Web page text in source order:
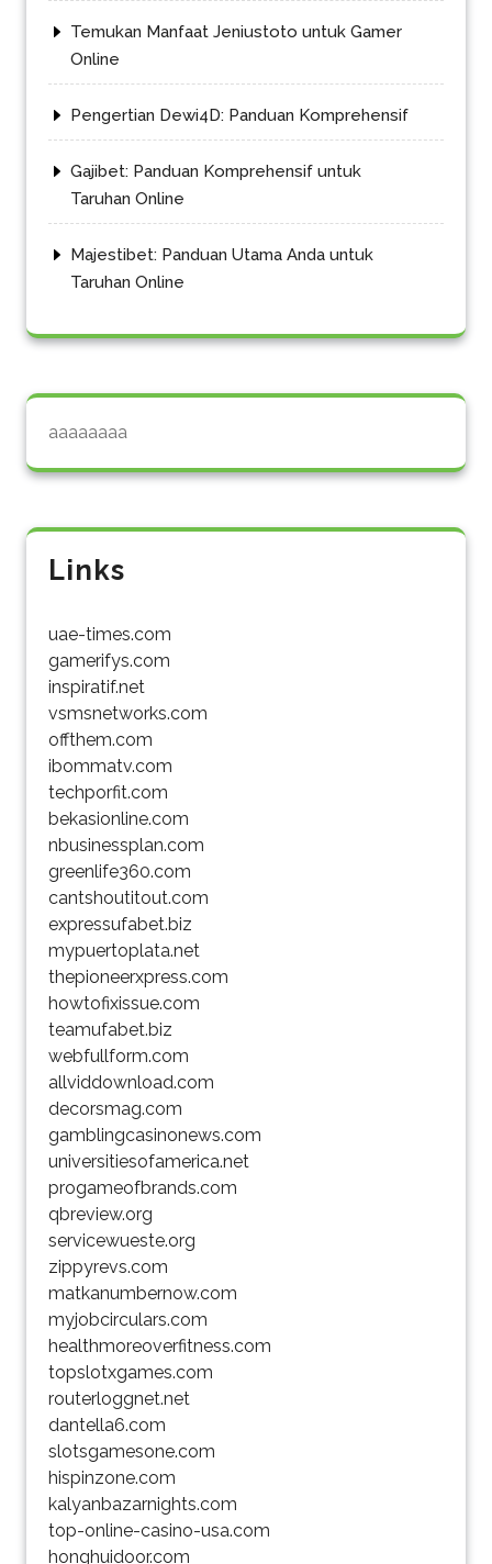
Temukan Manfaat Jeniustoto untuk Gamer
Online
Pengertian Dewi4D: Panduan Komprehensif
Gajibet: Panduan Komprehensif untuk
Taruhan Online
Majestibet: Panduan Utama Anda untuk
Taruhan Online
aaaaaaaa
Links
uae-times.com
gamerifys.com
inspiratif.net
vsmsnetworks.com
offthem.com
ibommatv.com
techporfit.com
bekasionline.com
nbusinessplan.com
greenlife360.com
cantshoutitout.com
expressufabet.biz
mypuertoplata.net
thepioneerxpress.com
howtofixissue.com
teamufabet.biz
webfullform.com
allviddownload.com
decorsmag.com
gamblingcasinonews.com
universitiesofamerica.net
progameofbrands.com
qbreview.org
servicewueste.org
zippyrevs.com
matkanumbernow.com
myjobcirculars.com
healthmoreoverfitness.com
topslotxgames.com
routerloggnet.net
dantella6.com
slotsgamesone.com
hispinzone.com
kalyanbazarnights.com
top-online-casino-usa.com
honghuidoor.com